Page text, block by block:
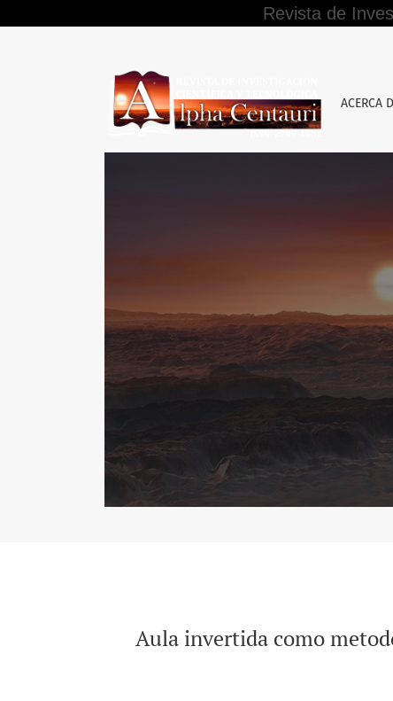
Revista de
ACERCA
Aula invertida como